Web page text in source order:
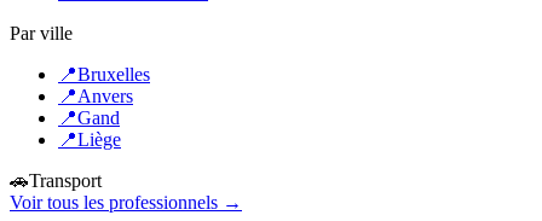
Par ville
📍Bruxelles
📍Anvers
📍Gand
📍Liège
🚗Transport
Voir tous les professionnels →